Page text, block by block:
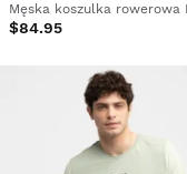
$84.95